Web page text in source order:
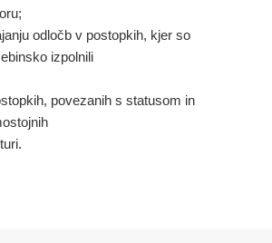
odločb v postopkih, kjer so
izpolnili
povezanih s statusom in